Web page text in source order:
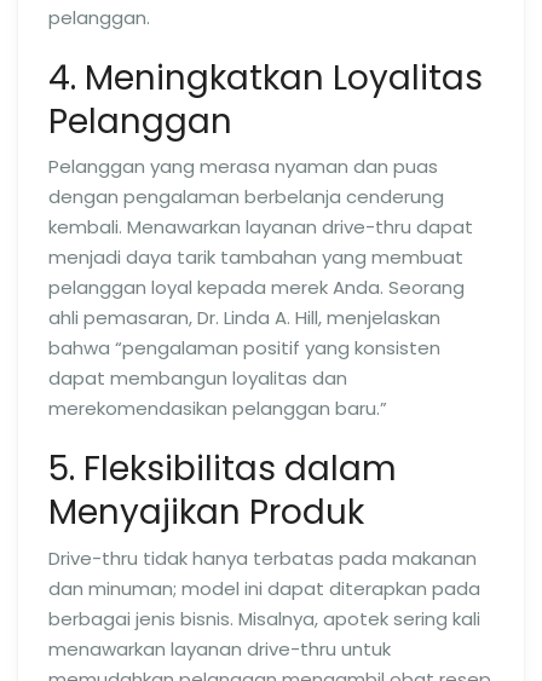
pelanggan.
4. Meningkatkan Loyalitas
Pelanggan
Pelanggan yang merasa nyaman dan puas
dengan pengalaman berbelanja cenderung
kembali. Menawarkan layanan drive-thru dapat
menjadi daya tarik tambahan yang membuat
pelanggan loyal kepada merek Anda. Seorang
ahli pemasaran, Dr. Linda A. Hill, menjelaskan
bahwa “pengalaman positif yang konsisten
dapat membangun loyalitas dan
merekomendasikan pelanggan baru.”
5. Fleksibilitas dalam
Menyajikan Produk
Drive-thru tidak hanya terbatas pada makanan
dan minuman; model ini dapat diterapkan pada
berbagai jenis bisnis. Misalnya, apotek sering kali
menawarkan layanan drive-thru untuk